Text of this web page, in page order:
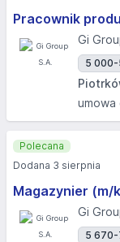
Pracownik
Gi
5 000-
umowa
Magazynier (m/
Gi
5 670-
Polecana
Dodana 3 sierpnia